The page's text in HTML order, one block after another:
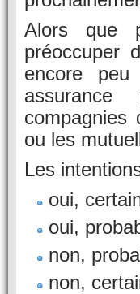
Alors que
préoccuper
encore
compagnies
ou les
Les
oui,
oui,
non,
non,